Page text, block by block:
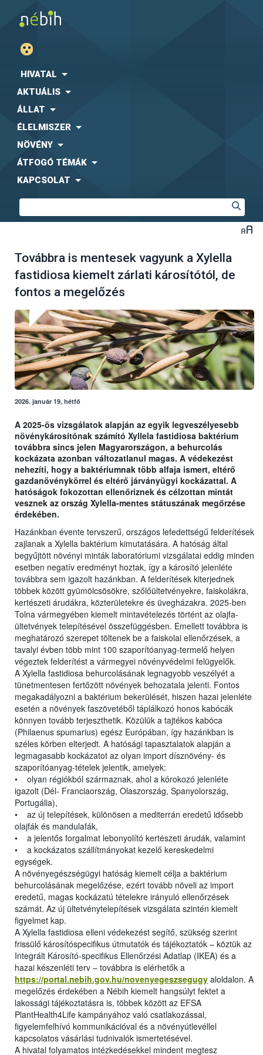
HIVATAL
AKTUÁLIS
ÁLLAT
ÉLELMISZER
NÖVÉNY
ÁTFOGÓ TÉMÁK
KAPCSOLAT
Továbbra is mentesek vagyunk a Xylella
fastidiosa kiemelt zárlati károsítótól, de
fontos a megelőzés
2026. január 19, hétfő
A 2025-ös vizsgálatok alapján az egyik legveszélyesebb
növénykárosítónak számító Xyllela fastidiosa baktérium
továbbra sincs jelen Magyarországon, a behurcolás
kockázata azonban változatlanul magas. A védekezést
nehezíti, hogy a baktériumnak több alfaja ismert, eltérő
gazdanövénykörrel és eltérő járványügyi kockázattal. A
hatóságok fokozottan ellenőriznek és célzottan mintát
vesznek az ország Xylella-mentes státuszának megőrzése
érdekében.
Hazánkban évente tervszerű, országos lefedettségű felderítések
zajlanak a Xylella baktérium kimutatására. A hatóság által
begyűjtött növényi minták laboratóriumi vizsgálatai eddig minden
esetben negatív eredményt hoztak, így a károsító jelenléte
továbbra sem igazolt hazánkban. A felderítések kiterjednek
többek között gyümölcsösökre, szőlőültetvényekre, faiskolákra,
kertészeti árudákra, közterületekre és üvegházakra. 2025-ben
Tolna vármegyében kiemelt mintavételezés történt az olajfa-
ültetvények telepítésével összefüggésben. Emellett továbbra is
meghatározó szerepet töltenek be a faiskolai ellenőrzések, a
tavalyi évben több mint 100 szaporítóanyag-termelő helyen
végeztek felderítést a vármegyei növényvédelmi felügyelők.
A Xylella fastidiosa behurcolásának legnagyobb veszélyét a
tünetmentesen fertőzött növények behozatala jelenti. Fontos
megakadályozni a baktérium bekerülését, hiszen hazai jelenléte
esetén a növények faszövetéből táplálkozó honos kabócák
könnyen tovább terjeszthetik. Közülük a tajtékos kabóca
(Philaenus spumarius) egész Európában, így hazánkban is
széles körben elterjedt. A hatósági tapasztalatok alapján a
legmagasabb kockázatot az olyan import dísznövény- és
szaporítóanyag-tételek jelentik, amelyek:
• olyan régiókból származnak, ahol a kórokozó jelenléte
igazolt (Dél- Franciaország, Olaszország, Spanyolország,
Portugália),
• az új telepítések, különösen a mediterrán eredetű idősebb
olajfák és mandulafák,
• a jelentős forgalmat lebonyolító kertészeti árudák, valamint
• a kockázatos szállítmányokat kezelő kereskedelmi
egységek.
A növényegészségügyi hatóság kiemelt célja a baktérium
behurcolásának megelőzése, ezért tovább növeli az import
eredetű, magas kockázatú tételekre irányuló ellenőrzések
számát. Az új ültetvénytelepítések vizsgálata szintén kiemelt
figyelmet kap.
A Xylella fastidiosa elleni védekezést segítő, szükség szerint
frissülő károsítóspecifikus útmutatók és tájékoztatók – köztük az
Integrált Károsító-specifikus Ellenőrzési Adatlap (IKEA) és a
hazai készenléti terv – továbbra is elérhetők a
https://portal.nebih.gov.hu/novenyegeszsegugy aloldalon. A
megelőzés érdekében a Nébih kiemelt hangsúlyt fektet a
lakossági tájékoztatásra is, többek között az EFSA
PlantHealth4Life kampányához való csatlakozással,
figyelemfelhívó kommunikációval és a növényútlevéllel
kapcsolatos vásárlási tudnivalók ismertetésével.
A hivatal folyamatos intézkedésekkel mindent megtesz